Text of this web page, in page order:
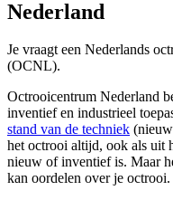
Nederland
Je vraagt een Nederlands
(OCNL).
Octrooicentrum Nederland
inventief en industrieel
stand van de techniek
het octrooi altijd, ook als uit
nieuw of inventief is. Maar
kan oordelen over je octrooi.